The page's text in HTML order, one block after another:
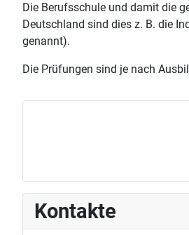
Die Berufsschule und damit die
Deutschland sind dies z. B. die
genannt).
Die Prüfungen sind je nach
Kontakte